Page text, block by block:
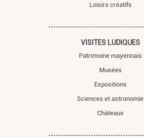
Loisirs créatifs
VISITES LUDIQUES
Patrimoine mayennais
Musées
Expositions
Sciences et astronomie
Châteaux